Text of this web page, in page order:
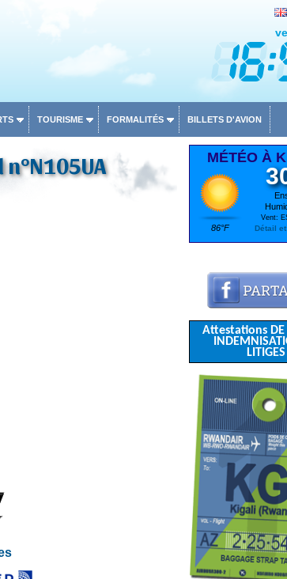
TOURISME FORMALITÉS BILLETS D'AVION
MÉTÉO À
86°F
Vent:
Détail
Attestations DE
LITIGES